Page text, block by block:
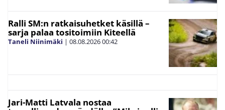
Ralli SM:n ratkaisuhetket käsillä –
sarja palaa tositoimiin Kiteellä
Taneli Niinimäki | 08.08.202600:42
Jari-Matti Latvala nostaa